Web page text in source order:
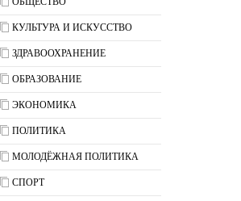
КУЛЬТУРА И ИСКУССТВО
ЗДРАВООХРАНЕНИЕ
ОБРАЗОВАНИЕ
ЭКОНОМИКА
ПОЛИТИКА
МОЛОДЁЖНАЯ ПОЛИТИКА
СПОРТ